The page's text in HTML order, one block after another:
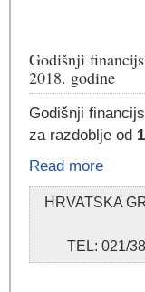
Godišnji
2018. godine
Godišnji
za razdoblje od
Read more
HRVATSKA
TEL: 021/